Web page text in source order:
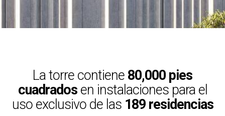
La torre contiene 80,000 pies
cuadradosen instalaciones para el
uso exclusivo de las 189 residencias